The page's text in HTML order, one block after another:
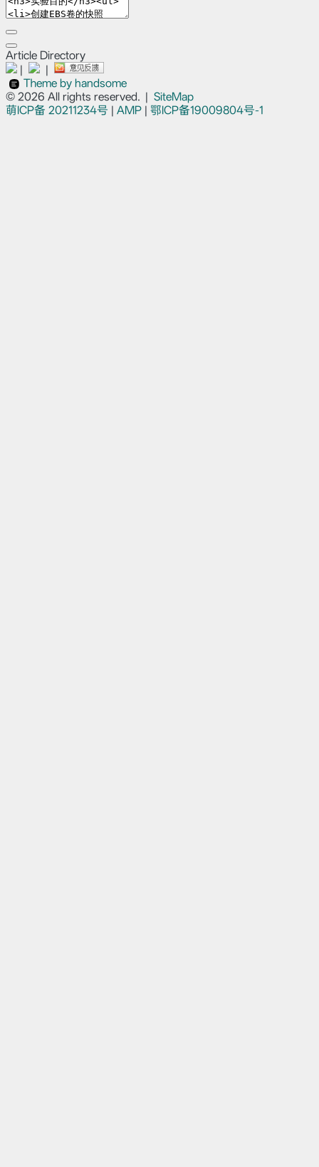
Article Directory
|
|
Theme by handsome
© 2026 All rights reserved. | SiteMap
萌ICP备 20211234号 | AMP | 鄂ICP备19009804号-1